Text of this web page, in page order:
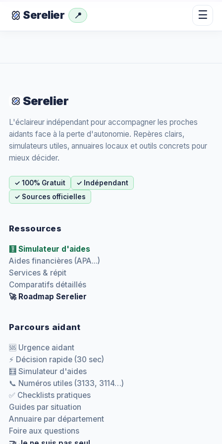
Serelier 📍 ☰
Serelier
L'éclaireur indépendant pour accompagner les proches
aidants face à la perte d'autonomie. Repères clairs,
simulateurs utiles, annuaires locaux et outils concrets pour
mieux décider.
✓ 100% Gratuit
✓ Indépendant
✓ Sources officielles
Ressources
🧮 Simulateur d'aides
Aides financières (APA...)
Services & répit
Comparatifs détaillés
🚀 Roadmap Serelier
Parcours aidant
🆘 Urgence aidant
⚡ Décision rapide (30 sec)
🧮 Simulateur d'aides
📞 Numéros utiles (3133, 3114…)
✅ Checklists pratiques
Guides par situation
Annuaire par département
Foire aux questions